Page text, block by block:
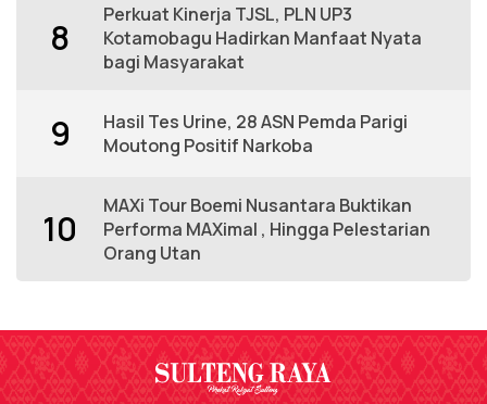
8
Perkuat Kinerja TJSL, PLN UP3
Kotamobagu Hadirkan Manfaat Nyata
bagi Masyarakat
9
Hasil Tes Urine, 28 ASN Pemda Parigi
Moutong Positif Narkoba
10
MAXi Tour Boemi Nusantara Buktikan
Performa MAXimal , Hingga Pelestarian
Orang Utan